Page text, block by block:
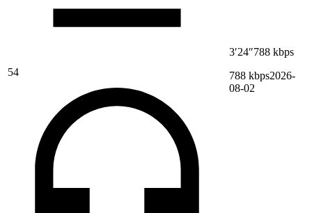
54
3′24″788 kbps
788 kbps2026-
08-02